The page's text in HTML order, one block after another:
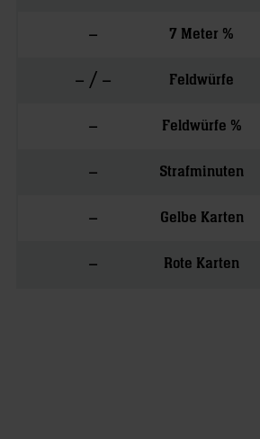
– 7 Meter %
– / – Feldwürfe
– Feldwürfe %
– Strafminuten
– Gelbe Karten
– Rote Karten